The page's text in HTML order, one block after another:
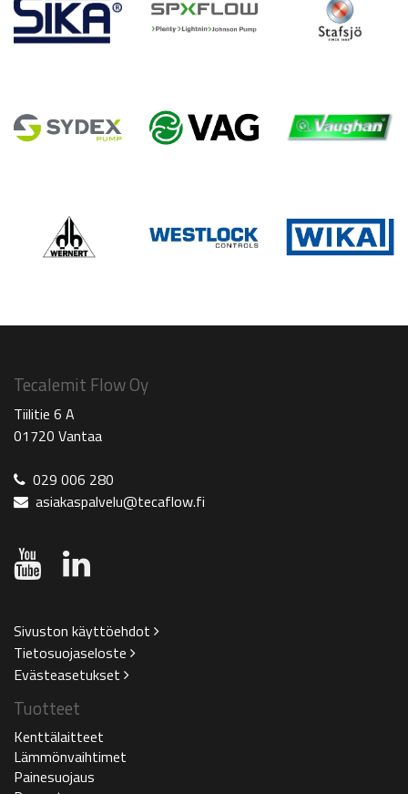
Tecalemit Flow Oy
Tiilitie 6 A
01720 Vantaa
029 006 280
asiakaspalvelu@tecaflow.fi
Sivuston käyttöehdot
Tietosuojaseloste
Evästeasetukset
Tuotteet
Kenttälaitteet
Lämmönvaihtimet
Painesuojaus